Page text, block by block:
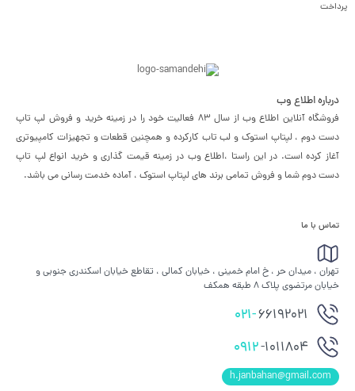
پرداخت
درباره اطلاع وب
فروشگاه آنلاین اطلاع وب از سال 83 فعالیت خود را در زمینه خرید و فروش لپ تاپ
دست دوم ، لپتاپ استوک و لب تاب کارکرده و همچنین قطعات و تجهیزات کامپیوتری
آغاز کرده است. در این راستا ،‌اطلاع وب در زمینه قیمت گذاری و خرید انواع لپ تاپ
دست دوم شما و فروش تمامی برند های لپتاپ استوک ، آماده خدمت رسانی می باشد.
تماس با ما
تهران ، میدان حر ، خ امام خمینی ، خیابان کمالی ، تقاطع خیابان اسکندری جنوبی و
خیابان مرتضوی پلاک 8 طبقه همکف
021-66192021
0912-1011804
h.janbahan@gmail.com